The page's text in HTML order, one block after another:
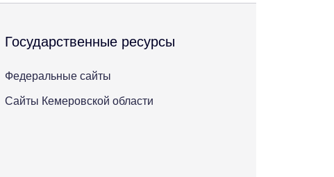
Государственные ресурсы
Федеральные сайты
Сайты Кемеровской области